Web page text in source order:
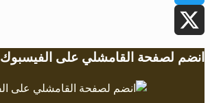
Twitter
X
انضم لصفحة القامشلي على الفيسبوك